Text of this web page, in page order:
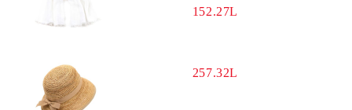
152.27L
257.32L